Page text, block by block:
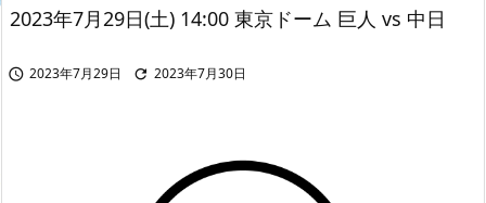
2023年7月29日(土) 14:00 東京ドーム 巨人 vs 中日
 2023年7月29日  2023年7月30日